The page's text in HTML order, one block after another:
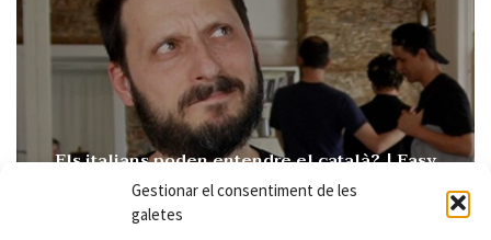
Gestionar el consentiment de les
galetes
Els italians poden entendre el català? | Easy
Catalan 109
15/10/2024